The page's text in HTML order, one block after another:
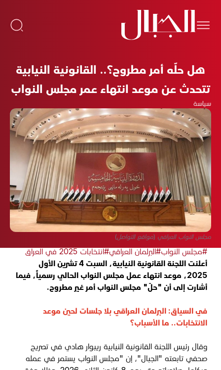
هل حلّه أمر مطروح؟.. القانونية النيابية
تتحدث عن موعد انتهاء عمر مجلس النواب
سياسة
مجلس النواب العراقي (مواقع التواصل)
#مجلس النواب#البرلمان العراقي#انتخابات 2025 في العراق
أعلنت اللجنة القانونية النيابية، السبت 4 تشرين الأول
2025، موعد انتهاء عمل مجلس النواب الحالي رسمياً، فيما
أشارت إلى أن "حلّ" مجلس النواب أمر غير مطروح.
في السياق: البرلمان العراقي بلا جلسات لحين موعد
الانتخابات.. ما الأسباب؟
وقال رئيس اللجنة القانونية النيابية ريبوار هادي في تصريح
صحفي تابعته "الجبال"، إن "مجلس النواب يستمر في عمله